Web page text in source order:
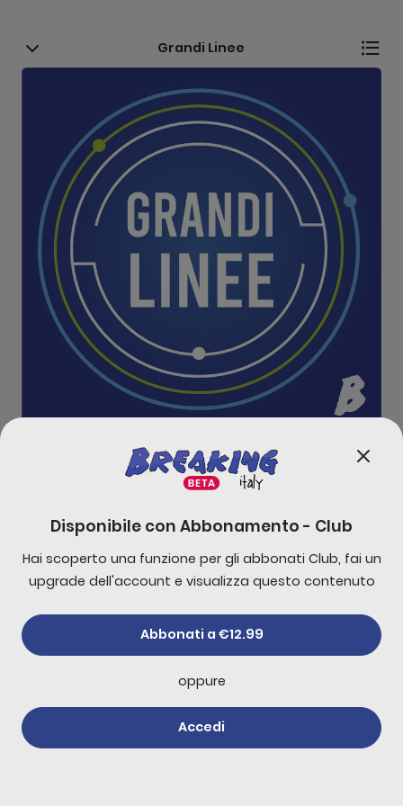
Grandi Linee
Chigi good, Quirinale better, Vinitaly Best
-10 s +30s
Disponibile con Abbonamento - Club
Hai scoperto una funzione per gli abbonati Club, fai un
upgrade dell'account e visualizza questo contenuto
Abbonati a €12.99
oppure
Accedi